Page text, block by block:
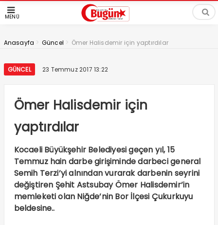
MENÜ
Anasayfa > Güncel > Ömer Halisdemir için yaptırdılar
GÜNCEL 23 Temmuz 2017 13:22
Ömer Halisdemir için
yaptırdılar
Kocaeli Büyükşehir Belediyesi geçen yıl, 15
Temmuz hain darbe girişiminde darbeci general
Semih Terzi’yi alnından vurarak darbenin seyrini
değiştiren Şehit Astsubay Ömer Halisdemir’in
memleketi olan Niğde’nin Bor İlçesi Çukurkuyu
beldesine..